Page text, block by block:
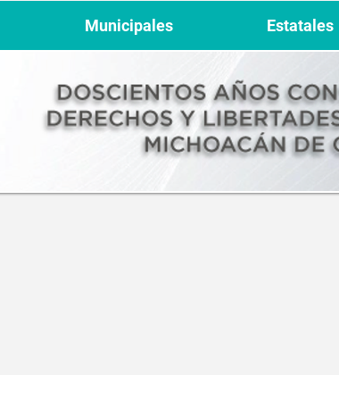
Municipales Estatales